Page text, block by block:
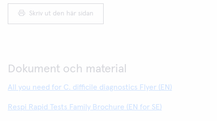
Skriv ut den här sidan
Dokument och material
All you need for C. difficile diagnostics Flyer (EN)
Respi Rapid Tests Family Brochure (EN for SE)